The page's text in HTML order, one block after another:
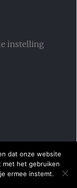
instelling
dat onze website
met het gebruiken
ermee instemt.